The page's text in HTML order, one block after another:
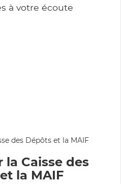
à votre écoute
la Caisse des
la MAIF